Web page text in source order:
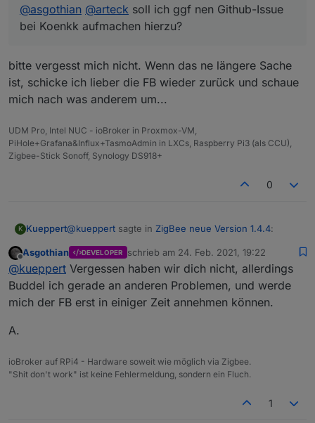
sind
@ Asgothianautomatisches Löschen nicht gebrauchter
diebatteriebenen Geräte.. diese müssen sich erst
melden. das dauert da sich diese selten Melden vor
allem Aqara bzw. Xiaomi .. man kann es selbst antrigern
die richtige Link Quality..
@asgothian @arteck soll ich ggf nen Github-Issue
bei Koenkk aufmachen hierzu?
bitte vergesst mich nicht. Wenn das ne längere Sache
ist, schicke ich lieber die FB wieder zurück und schaue
mich nach was anderem um...
UDM Pro, Intel NUC - ioBroker in Proxmox-VM,
PiHole+Grafana&Influx+TasmoAdmin in LXCs, Raspberry Pi3 (als CCU),
Zigbee-Stick Sonoff, Synology DS918+
0
K Kueppert@kueppert sagte in ZigBee neue Version 1.4.4:
@asgothian @artecksoll ich ggf nen Github-
Issue bei Koenkk aufmachen hierzu?
bitte vergesst mich nicht. Wenn das ne längere
Sache ist, schicke ich lieber die FB wieder zurück
Offline
Asgothian DEVELOPER schrieb am 24. Feb. 2021, 19:22
zuletzt editiert von
@kueppert Vergessen haben wir dich nicht, allerdings
Buddel ich gerade an anderen Problemen, und werde
mich der FB erst in einiger Zeit annehmen können.
A.
ioBroker auf RPi4 - Hardware soweit wie möglich via Zigbee.
"Shit don't work" ist keine Fehlermeldung, sondern ein Fluch.
1